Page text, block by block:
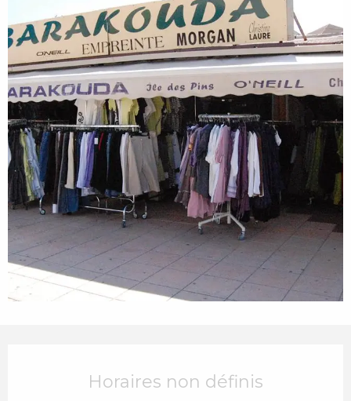
Horaires non définis